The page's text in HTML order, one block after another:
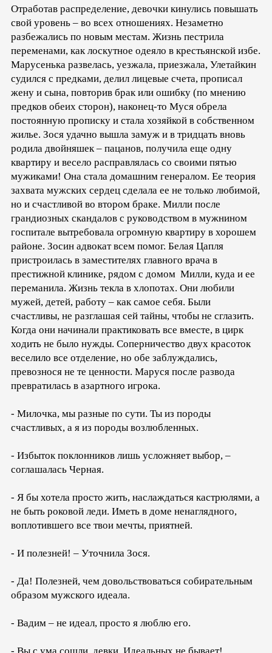
Отработав распределение, девочки кинулись повышать
свой уровень – во всех отношениях. Незаметно
разбежались по новым местам. Жизнь пестрила
переменами, как лоскутное одеяло в крестьянской избе.
Марусенька развелась, уезжала, приезжала, Улетайкин
судился с предками, делил лицевые счета, прописал
жену и сына, повторив брак или ошибку (по мнению
предков обеих сторон), наконец-то Муся обрела
постоянную прописку и стала хозяйкой в собственном
жилье. Зося удачно вышла замуж и в тридцать вновь
родила двойняшек – пацанов, получила еще одну
квартиру и весело расправлялась со своими пятью
мужиками! Она стала домашним генералом. Ее теория
захвата мужских сердец сделала ее не только любимой,
но и счастливой во втором браке. Милли после
грандиозных скандалов с руководством в мужнином
госпитале вытребовала огромную квартиру в хорошем
районе. Зосин адвокат всем помог. Белая Цапля
пристроилась в заместителях главного врача в
престижной клинике, рядом с домом Милли, куда и ее
переманила. Жизнь текла в хлопотах. Они любили
мужей, детей, работу – как самое себя. Были
счастливы, не разглашая сей тайны, чтобы не сглазить.
Когда они начинали практиковать все вместе, в цирк
ходить не было нужды. Соперничество двух красоток
веселило все отделение, но обе заблуждались,
превознося не те ценности. Маруся после развода
превратилась в азартного игрока.
- Милочка, мы разные по сути. Ты из породы
счастливых, а я из породы возлюбленных.
- Избыток поклонников лишь усложняет выбор, –
соглашалась Черная.
- Я бы хотела просто жить, наслаждаться кастрюлями, а
не быть роковой леди. Иметь в доме ненаглядного,
воплотившего все твои мечты, приятней.
- И полезней! – Уточнила Зося.
- Да! Полезней, чем довольствоваться собирательным
образом мужского идеала.
- Вадим – не идеал, просто я люблю его.